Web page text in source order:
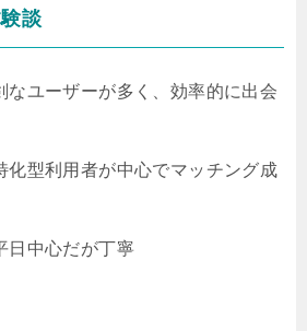
談
なユーザーが多く、効率的に出会
化型利用者が中心でマッチング成
日中心だが丁寧